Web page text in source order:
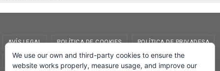
AVÍS LEGAL POLÍTICA DE COOKIES POLÍTICA DE PRIVADESA
CONDICIONS DE COMPRA
We use our own and third-party cookies to ensure the
website works properly, measure usage, and improve our